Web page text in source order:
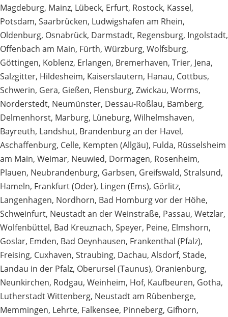
Magdeburg, Mainz, Lübeck, Erfurt, Rostock, Kassel,
Potsdam, Saarbrücken, Ludwigshafen am Rhein,
Oldenburg, Osnabrück, Darmstadt, Regensburg, Ingolstadt,
Offenbach am Main, Fürth, Würzburg, Wolfsburg,
Göttingen, Koblenz, Erlangen, Bremerhaven, Trier, Jena,
Salzgitter, Hildesheim, Kaiserslautern, Hanau, Cottbus,
Schwerin, Gera, Gießen, Flensburg, Zwickau, Worms,
Norderstedt, Neumünster, Dessau-Roßlau, Bamberg,
Delmenhorst, Marburg, Lüneburg, Wilhelmshaven,
Bayreuth, Landshut, Brandenburg an der Havel,
Aschaffenburg, Celle, Kempten (Allgäu), Fulda, Rüsselsheim
am Main, Weimar, Neuwied, Dormagen, Rosenheim,
Plauen, Neubrandenburg, Garbsen, Greifswald, Stralsund,
Hameln, Frankfurt (Oder), Lingen (Ems), Görlitz,
Langenhagen, Nordhorn, Bad Homburg vor der Höhe,
Schweinfurt, Neustadt an der Weinstraße, Passau, Wetzlar,
Wolfenbüttel, Bad Kreuznach, Speyer, Peine, Elmshorn,
Goslar, Emden, Bad Oeynhausen, Frankenthal (Pfalz),
Freising, Cuxhaven, Straubing, Dachau, Alsdorf, Stade,
Landau in der Pfalz, Oberursel (Taunus), Oranienburg,
Neunkirchen, Rodgau, Weinheim, Hof, Kaufbeuren, Gotha,
Lutherstadt Wittenberg, Neustadt am Rübenberge,
Memmingen, Lehrte, Falkensee, Pinneberg, Gifhorn,